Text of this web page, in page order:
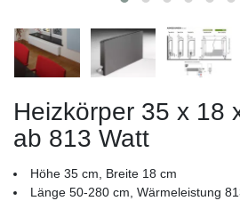
Heizkörper 35 x 18
ab 813 Watt
Höhe 35 cm, Breite 18 cm
Länge 50-280 cm, Wärmeleistung